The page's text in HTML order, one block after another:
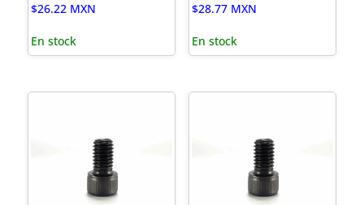
$26.22 MXN
En stock
$28.77 MXN
En stock